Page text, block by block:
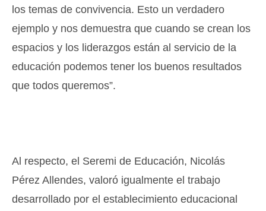
los temas de convivencia. Esto un verdadero
ejemplo y nos demuestra que cuando se crean los
espacios y los liderazgos están al servicio de la
educación podemos tener los buenos resultados
que todos queremos”.
Al respecto, el Seremi de Educación, Nicolás
Pérez Allendes, valoró igualmente el trabajo
desarrollado por el establecimiento educacional